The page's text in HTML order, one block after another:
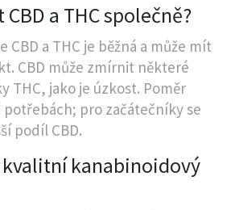
a THC společně?
CBD a THC je běžná a může mít
CBD může zmírnit některé
THC, jako je úzkost. Poměr
potřebách; pro začátečníky se
podíl CBD.
kanabinoidový